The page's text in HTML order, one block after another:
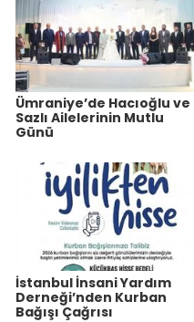
Ümraniye’de Hacıoğlu ve
Sazlı Ailelerinin Mutlu
Günü
İstanbul İnsani Yardım
Derneği’nden Kurban
Bağışı Çağrısı